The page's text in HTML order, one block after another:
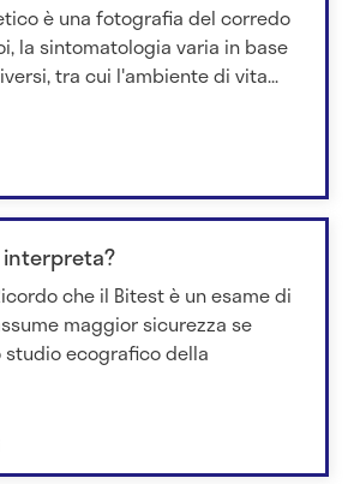
è una fotografia del corredo
la sintomatologia varia in base
tra cui l'ambiente di vita...
interpreta?
che il Bitest è un esame di
maggior sicurezza se
ecografico della